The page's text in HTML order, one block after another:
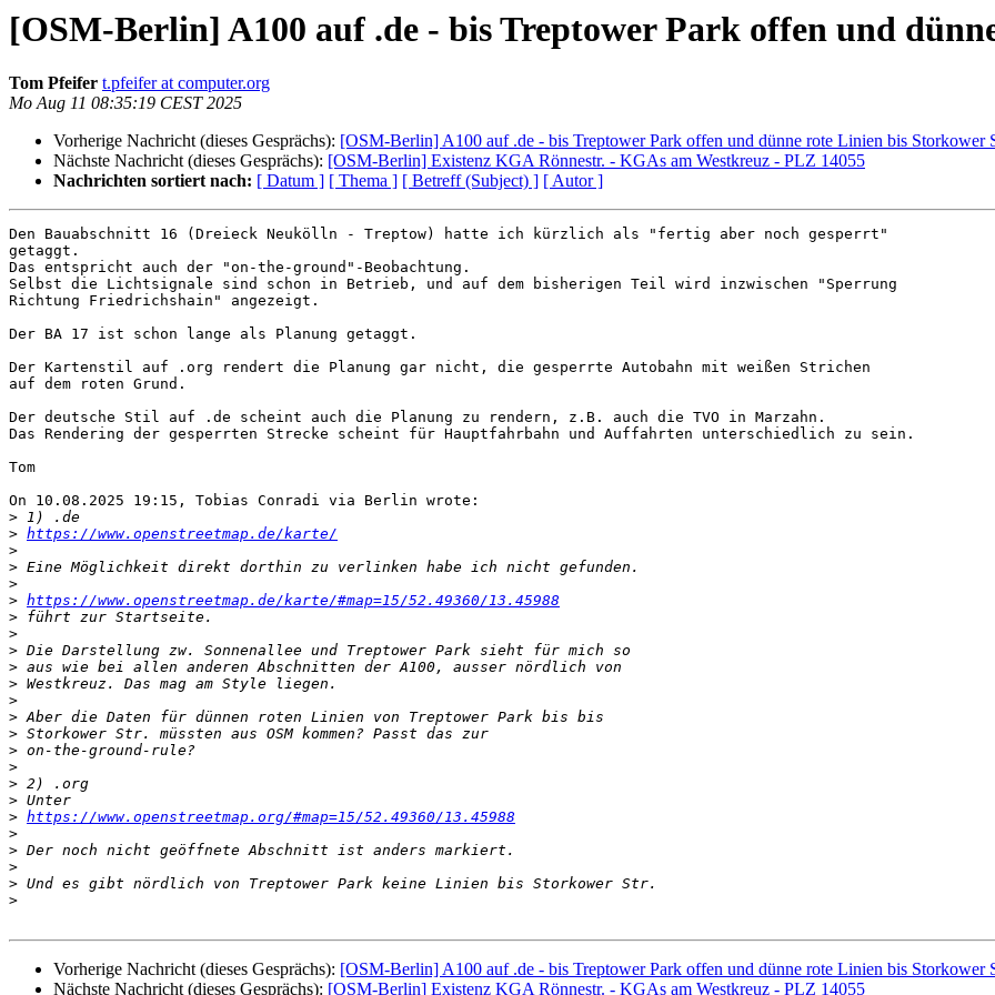
[OSM-Berlin] A100 auf .de - bis Treptower Park offen und
Tom Pfeifer t.pfeifer at computer.org
Mo Aug 11 08:35:19 CEST 2025
Vorherige Nachricht (dieses Gesprächs): [OSM-Berlin] A100 auf .de - bis Treptower Park offen und dünne rote Linien bis Storkower
Nächste Nachricht (dieses Gesprächs): [OSM-Berlin] Existenz KGA Rönnestr. - KGAs am Westkreuz - PLZ 14055
Nachrichten sortiert nach: [ Datum ] [ Thema ] [ Betreff (Subject) ] [ Autor ]
Den Bauabschnitt 16 (Dreieck Neukölln - Treptow) hatte ich kürzlich als "fertig aber noch gesperrt"
getaggt.
Das entspricht auch der "on-the-ground"-Beobachtung.
Selbst die Lichtsignale sind schon in Betrieb, und auf dem bisherigen Teil wird inzwischen "Sperrung
Richtung Friedrichshain" angezeigt.
Der BA 17 ist schon lange als Planung getaggt.
Der Kartenstil auf .org rendert die Planung gar nicht, die gesperrte Autobahn mit weißen Strichen
auf dem roten Grund.
Der deutsche Stil auf .de scheint auch die Planung zu rendern, z.B. auch die TVO in Marzahn.
Das Rendering der gesperrten Strecke scheint für Hauptfahrbahn und Auffahrten unterschiedlich zu sein.
Tom
On 10.08.2025 19:15, Tobias Conradi via Berlin wrote:
>
> https://www.openstreetmap.de/karte/
>
>
>
> https://www.openstreetmap.de/karte/#map=15/52.49360/13.45988
>
>
>
>
>
>
>
>
>
>
>
>
> https://www.openstreetmap.org/#map=15/52.49360/13.45988
>
>
>
>
>
Vorherige Nachricht (dieses Gesprächs): [OSM-Berlin] A100 auf .de - bis Treptower Park offen und dünne rote Linien bis Storkower
Nächste Nachricht (dieses Gesprächs): [OSM-Berlin] Existenz KGA Rönnestr. - KGAs am Westkreuz - PLZ 14055